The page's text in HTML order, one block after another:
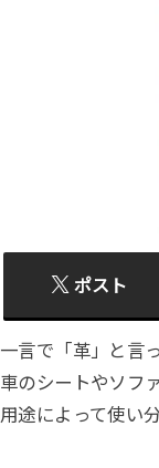
ポスト
一言で「革」と言
車のシートやソフ
用途によって使い